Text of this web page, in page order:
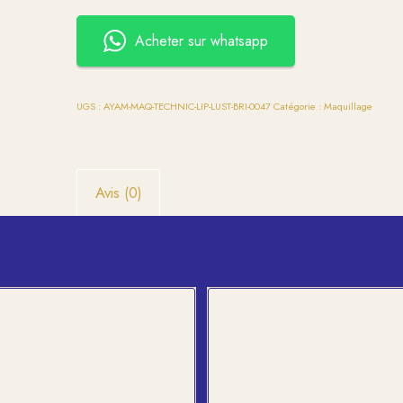
Acheter sur whatsapp
UGS :AYAM-MAQ-TECHNIC-LIP-LUST-BRI-0047 Catégorie :Maquillage
Avis (0)